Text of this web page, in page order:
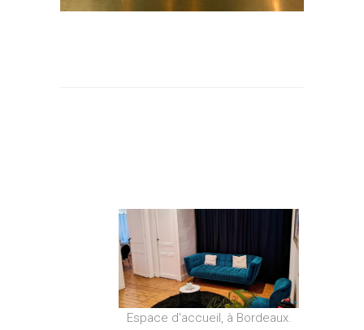
Espace d'accueil, à Bordeaux.